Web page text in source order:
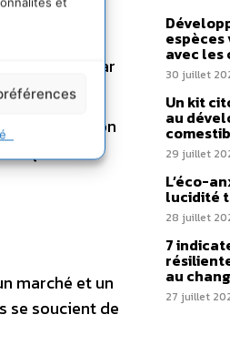
au cas par
la prévention
du quotidien
marché et un
se soucient de
espèces
avec les
30 juillet
Un kit
au
29 juillet
L’éco-
lucidité
28 juillet
7
au
27 juillet